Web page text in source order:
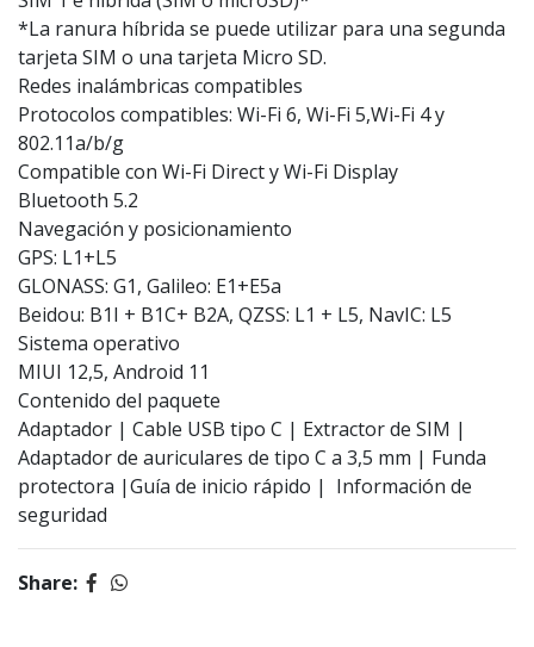
*La ranura híbrida se puede utilizar para una segunda
tarjeta SIM o una tarjeta Micro SD.
Redes inalámbricas compatibles
Protocolos compatibles: Wi-Fi 6, Wi-Fi 5,Wi-Fi 4 y
802.11a/b/g
Compatible con Wi-Fi Direct y Wi-Fi Display
Bluetooth 5.2
Navegación y posicionamiento
GPS: L1+L5
GLONASS: G1, Galileo: E1+E5a
Beidou: B1I + B1C+ B2A, QZSS: L1 + L5, NavIC: L5
Sistema operativo
MIUI 12,5, Android 11
Contenido del paquete
Adaptador | Cable USB tipo C | Extractor de SIM |
Adaptador de auriculares de tipo C a 3,5 mm | Funda
protectora |Guía de inicio rápido | Información de
seguridad
Share: